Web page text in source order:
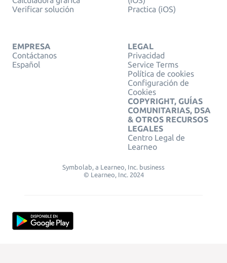
Verificar solución
Practica (iOS)
EMPRESA
Contáctanos
Español
LEGAL
Privacidad
Service Terms
Política de cookies
Configuración de
Cookies
COPYRIGHT, GUÍAS
COMUNITARIAS, DSA
& OTROS RECURSOS
LEGALES
Centro Legal de
Learneo
Symbolab, a Learneo, Inc. business
© Learneo, Inc. 2024